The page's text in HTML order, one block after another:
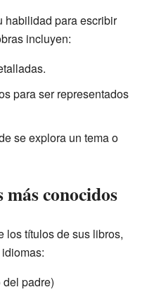
habilidad para escribir
incluyen:
para ser representados
se explora un tema o
conocidos
los títulos de sus libros,
padre)